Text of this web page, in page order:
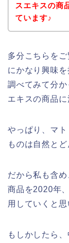
スエキスの商
ています♪
多分こちらを
にかなり興味
調べてみて分
エキスの商品
やっぱり、マ
ものは自然と
だから私も含
商品を2020年
用していくと思
もしかしたら